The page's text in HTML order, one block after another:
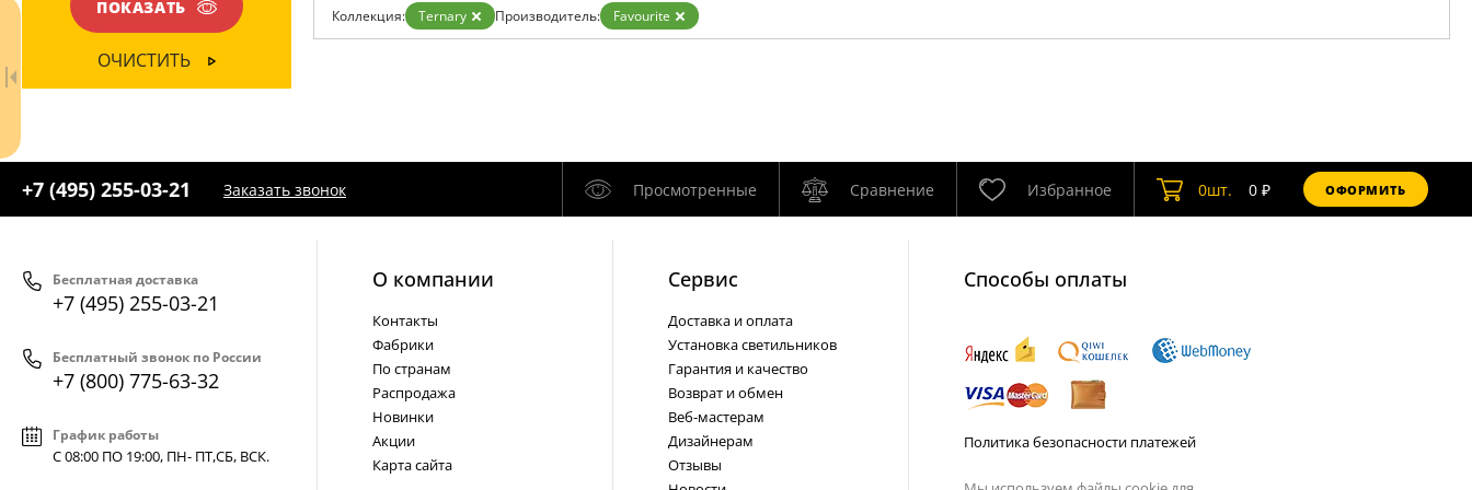
Возврат
Отзывы
Установка
Дизайнерам
Бренды
+7 (800) 775-63-32 - бесплатно по России
Бронза
Золото
Коллекция: Ternary Производитель: Favourite
ПОКАЗАТЬ
ОЧИСТИТЬ
+7 (495) 255-03-21 Заказать звонок Просмотренные Сравнение Избранное 0шт. 0₽ ОФОРМИТЬ
Бесплатная доставка
+7 (495) 255-03-21
Бесплатный звонок по России
+7 (800) 775-63-32
График работы
С 08:00 ПО 19:00, ПН- ПТ,СБ, ВСК.
О компании
Контакты
Фабрики
По странам
Распродажа
Новинки
Акции
Карта сайта
Cервис
Доставка и оплата
Установка светильников
Гарантия и качество
Возврат и обмен
Веб-мастерам
Дизайнерам
Отзывы
Способы оплаты
Политика безопасности платежей